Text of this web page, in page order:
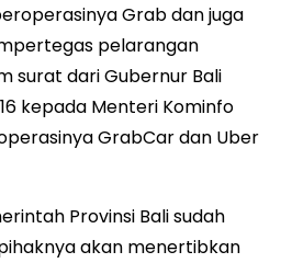
Grab dan juga
pelarangan
surat dari Gubernur Bali
kepada Menteri Kominfo
GrabCar dan Uber
Provinsi Bali sudah
akan menertibkan